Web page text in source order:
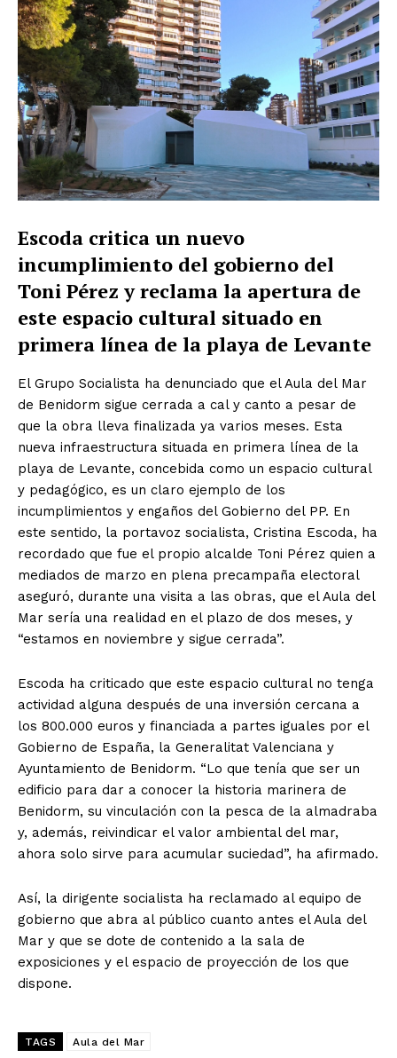
Escoda critica un nuevo
incumplimiento del gobierno del
Toni Pérez y reclama la apertura de
este espacio cultural situado en
primera línea de la playa de Levante
El Grupo Socialista ha denunciado que el Aula del Mar
de Benidorm sigue cerrada a cal y canto a pesar de
que la obra lleva finalizada ya varios meses. Esta
nueva infraestructura situada en primera línea de la
playa de Levante, concebida como un espacio cultural
y pedagógico, es un claro ejemplo de los
incumplimientos y engaños del Gobierno del PP. En
este sentido, la portavoz socialista, Cristina Escoda, ha
recordado que fue el propio alcalde Toni Pérez quien a
mediados de marzo en plena precampaña electoral
aseguró, durante una visita a las obras, que el Aula del
Mar sería una realidad en el plazo de dos meses, y
“estamos en noviembre y sigue cerrada”.
Escoda ha criticado que este espacio cultural no tenga
actividad alguna después de una inversión cercana a
los 800.000 euros y financiada a partes iguales por el
Gobierno de España, la Generalitat Valenciana y
Ayuntamiento de Benidorm. “Lo que tenía que ser un
edificio para dar a conocer la historia marinera de
Benidorm, su vinculación con la pesca de la almadraba
y, además, reivindicar el valor ambiental del mar,
ahora solo sirve para acumular suciedad”, ha afirmado.
Así, la dirigente socialista ha reclamado al equipo de
gobierno que abra al público cuanto antes el Aula del
Mar y que se dote de contenido a la sala de
exposiciones y el espacio de proyección de los que
dispone.
TAGS Aula del Mar